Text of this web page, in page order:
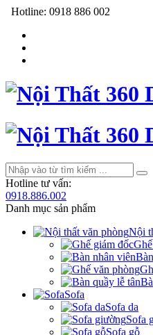
Hotline: 0918 886 002
Hotline tư vấn:
0918.886.002
Danh mục sản phẩm
Nội
Sofa
Sofa da
Sofa
Sofa gỗ